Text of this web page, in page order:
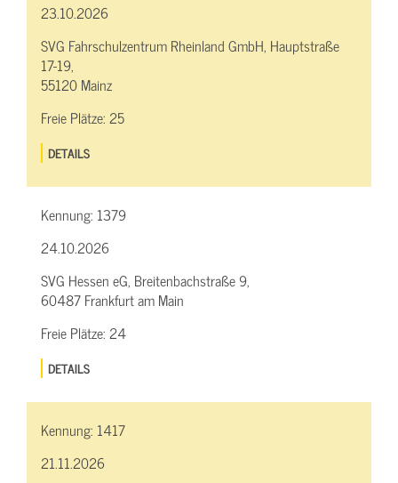
23.10.2026
SVG Fahrschulzentrum Rheinland GmbH, Hauptstraße
17-19,
55120 Mainz
Freie Plätze:25
DETAILS
Kennung: 1379
24.10.2026
SVG Hessen eG, Breitenbachstraße 9,
60487 Frankfurt am Main
Freie Plätze:24
DETAILS
Kennung: 1417
21.11.2026